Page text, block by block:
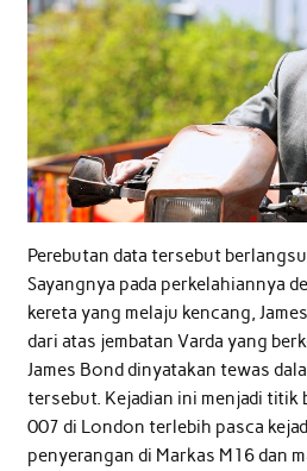
Perebutan data tersebut
Sayangnya pada perkelahiannya
kereta yang melaju kencang,
dari atas jembatan Varda yang
James Bond dinyatakan tewas
tersebut. Kejadian ini menjadi titik
007 di London terlebih pasca
penyerangan di Markas M16 dan